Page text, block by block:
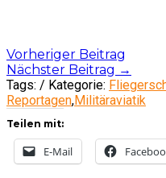
Post
navigation
Vorheriger Beitrag
Nächster Beitrag →
Tags: / Kategorie:
Reportagen,Militäraviatik
Teilen mit:
E-Mail